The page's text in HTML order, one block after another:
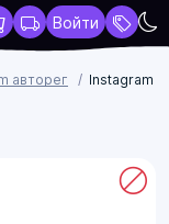
Войти
авторег
Instagram